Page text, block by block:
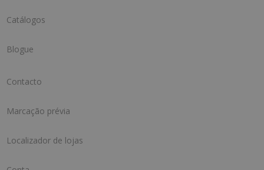
Catálogos
Blogue
Contacto
Marcação prévia
Localizador de lojas